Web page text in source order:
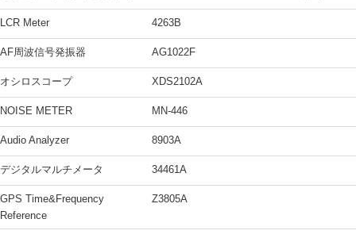
LCR Meter 4263B
AF周波信号発振器 AG1022F
オシロスコープ XDS2102A
NOISE METER MN-446
Audio Analyzer 8903A
デジタルマルチメータ 34461A
GPS Time&Frequency
Reference
Z3805A